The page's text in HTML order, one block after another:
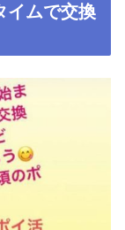
イムで交換